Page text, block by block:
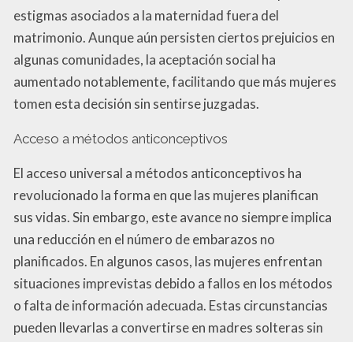
estigmas asociados a la maternidad fuera del
matrimonio. Aunque aún persisten ciertos prejuicios en
algunas comunidades, la aceptación social ha
aumentado notablemente, facilitando que más mujeres
tomen esta decisión sin sentirse juzgadas.
Acceso a métodos anticonceptivos
El acceso universal a métodos anticonceptivos ha
revolucionado la forma en que las mujeres planifican
sus vidas. Sin embargo, este avance no siempre implica
una reducción en el número de embarazos no
planificados. En algunos casos, las mujeres enfrentan
situaciones imprevistas debido a fallos en los métodos
o falta de información adecuada. Estas circunstancias
pueden llevarlas a convertirse en madres solteras sin